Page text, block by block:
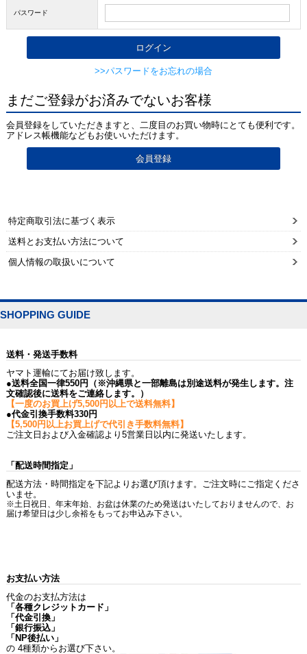
パスワード
>>パスワードをお忘れの場合
まだご登録がお済みでないお客様
会員登録をしていただきますと、二度目のお買い物時にとても便利です。
アドレス帳機能などもお使いいただけます。
特定商取引法に基づく表示
送料とお支払い方法について
個人情報の取扱いについて
SHOPPING GUIDE
送料・発送手数料
ヤマト運輸にてお届け致します。
●送料全国一律550円（※沖縄県と一部離島は別途送料が発生します。注
文確認後に送料をご連絡します。）
【一度のお買上げ5,500円以上で送料無料】
●代金引換手数料330円
【5,500円以上お買上げで代引き手数料無料】
ご注文日および入金確認より5営業日以内に発送いたします。
「配送時間指定」
配送方法・時間指定を下記よりお選び頂けます。ご注文時にご指定くださ
いませ。
※土日祝日、年末年始、お盆は休業のため発送はいたしておりませんので、お
届け希望日は少し余裕をもってお申込み下さい。
お支払い方法
代金のお支払方法は
「各種クレジットカード」
「代金引換」
「銀行振込」
「NP後払い」
の 4種類からお選び下さい。